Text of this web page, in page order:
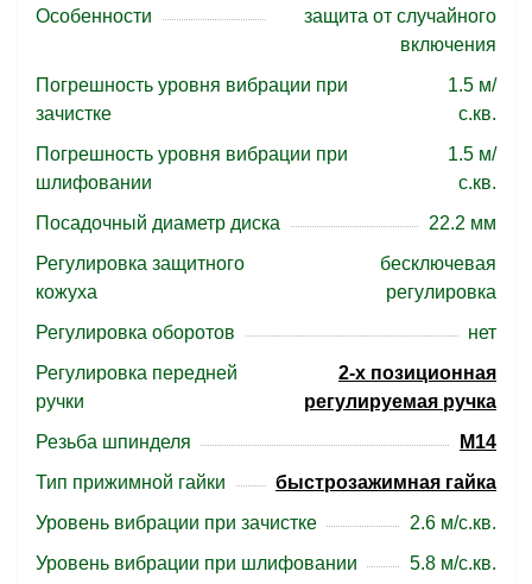
Особенности
защита от случайного
включения
Погрешность уровня вибрации при
зачистке
1.5 м/
с.кв.
Погрешность уровня вибрации при
шлифовании
1.5 м/
с.кв.
Посадочный диаметр диска
22.2 мм
Регулировка защитного
кожуха
бесключевая
регулировка
Регулировка оборотов
нет
Регулировка передней
ручки
2-х позиционная
регулируемая ручка
Резьба шпинделя
M14
Тип прижимной гайки
быстрозажимная гайка
Уровень вибрации при зачистке
2.6 м/с.кв.
Уровень вибрации при шлифовании
5.8 м/с.кв.